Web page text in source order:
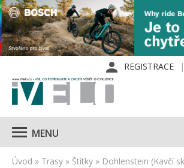
REGISTRACE
MENU
Úvod » Trasy » Štítky » Dohlenstein (Kavčí